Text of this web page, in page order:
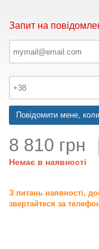
Запит на
Повідомити мене,
8 810 грн
Немає в наявності
З питань наявності,
звертайтеся за